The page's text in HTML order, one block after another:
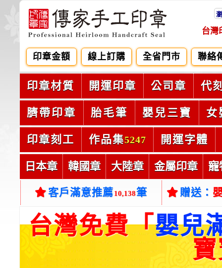
台灣
印章金額 線上訂購 全省門市 聯絡
印章材質 開運印章 公司章 代
臍帶印章 胎毛筆 嬰兒三寶 女
印章刻工 作品集5247 開運字體
日本章 韓國章 大陸章 金屬印章 寵
客戶滿意推薦10,138筆 贈送：
台灣免費「嬰兒